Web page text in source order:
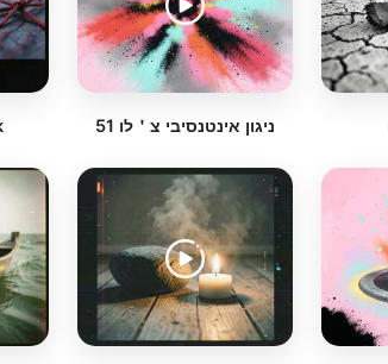
ניגון אינטנסיבי צ＇לו 51